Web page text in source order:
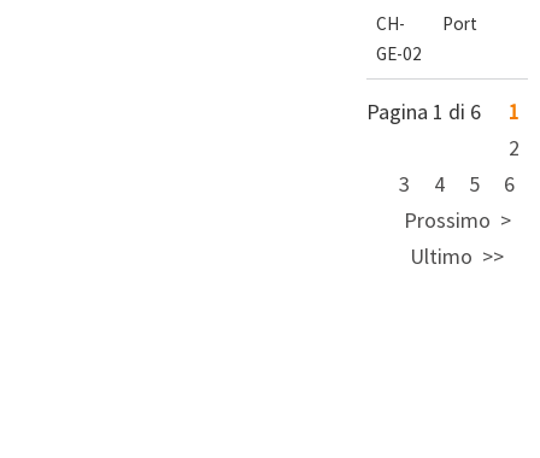
CH-
GE-02
Port
Pagina 1 di 6
1
2
3
4 5
6
Prossimo
Ultimo